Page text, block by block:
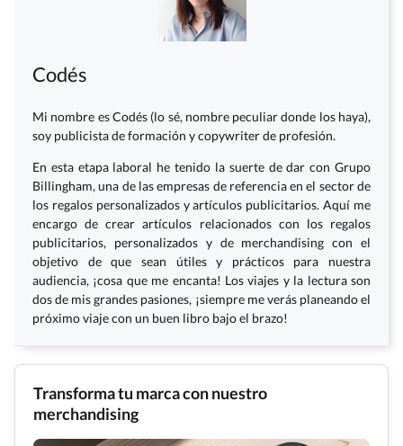
Codés
Mi nombre es Codés (lo sé, nombre peculiar donde los haya),
soy publicista de formación y copywriter de profesión.
En esta etapa laboral he tenido la suerte de dar con Grupo
Billingham, una de las empresas de referencia en el sector de
los regalos personalizados y artículos publicitarios. Aquí me
encargo de crear artículos relacionados con los regalos
publicitarios, personalizados y de merchandising con el
objetivo de que sean útiles y prácticos para nuestra
audiencia, ¡cosa que me encanta! Los viajes y la lectura son
dos de mis grandes pasiones, ¡siempre me verás planeando el
próximo viaje con un buen libro bajo el brazo!
Transforma tu marca con nuestro
merchandising